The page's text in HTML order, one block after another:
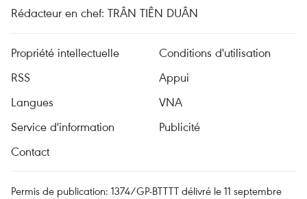
Rédacteur en chef: TRÂN TIÊN DUÂN
Propriété intellectuelle
Conditions d'utilisation
RSS
Appui
Langues
VNA
Service d'information
Publicité
Contact
Permis de publication: 1374/GP-BTTTT délivré le 11 septembre